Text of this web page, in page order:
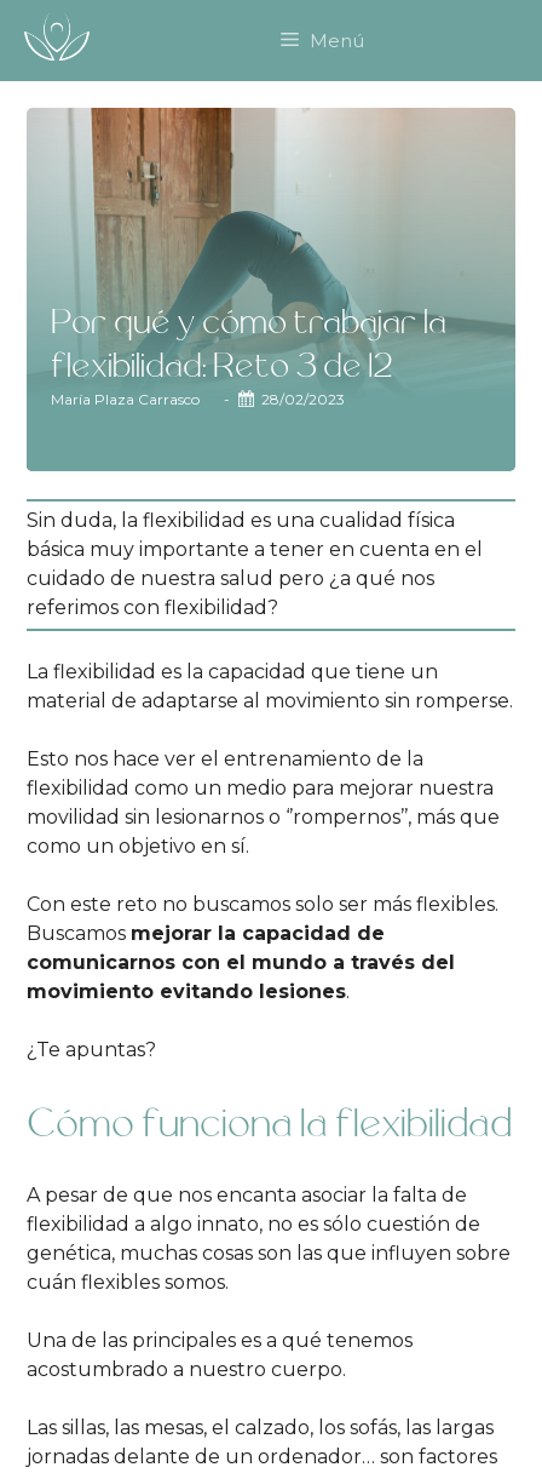
Saltar
Menú
Por qué y cómo trabajar la
flexibilidad: Reto 3 de 12
María Plaza Carrasco - 28/02/2023
Sin duda, la flexibilidad es una cualidad física
básica muy importante a tener en cuenta en el
cuidado de nuestra salud pero ¿a qué nos
referimos con flexibilidad?
La flexibilidad es la capacidad que tiene un
material de adaptarse al movimiento sin romperse.
Esto nos hace ver el entrenamiento de la
flexibilidad como un medio para mejorar nuestra
movilidad sin lesionarnos o ‘’rompernos’’, más que
como un objetivo en sí.
Con este reto no buscamos solo ser más flexibles.
Buscamos mejorar la capacidad de
comunicarnos con el mundo a través del
movimiento evitando lesiones.
¿Te apuntas?
Cómo funciona la flexibilidad
A pesar de que nos encanta asociar la falta de
flexibilidad a algo innato, no es sólo cuestión de
genética, muchas cosas son las que influyen sobre
cuán flexibles somos.
Una de las principales es a qué tenemos
acostumbrado a nuestro cuerpo.
Las sillas, las mesas, el calzado, los sofás, las largas
jornadas delante de un ordenador… son factores